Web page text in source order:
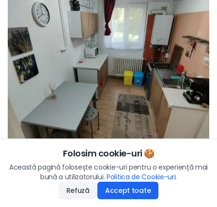
Vezi toate fotografiile
Preț/lună
550€
30.04.2026
Aplică
Folosim cookie-uri 🍪
Această pagină folosește cookie-uri pentru o experiență mai
bună a utilizatorului. Politica de Cookie-uri.
Refuză
Accept toate